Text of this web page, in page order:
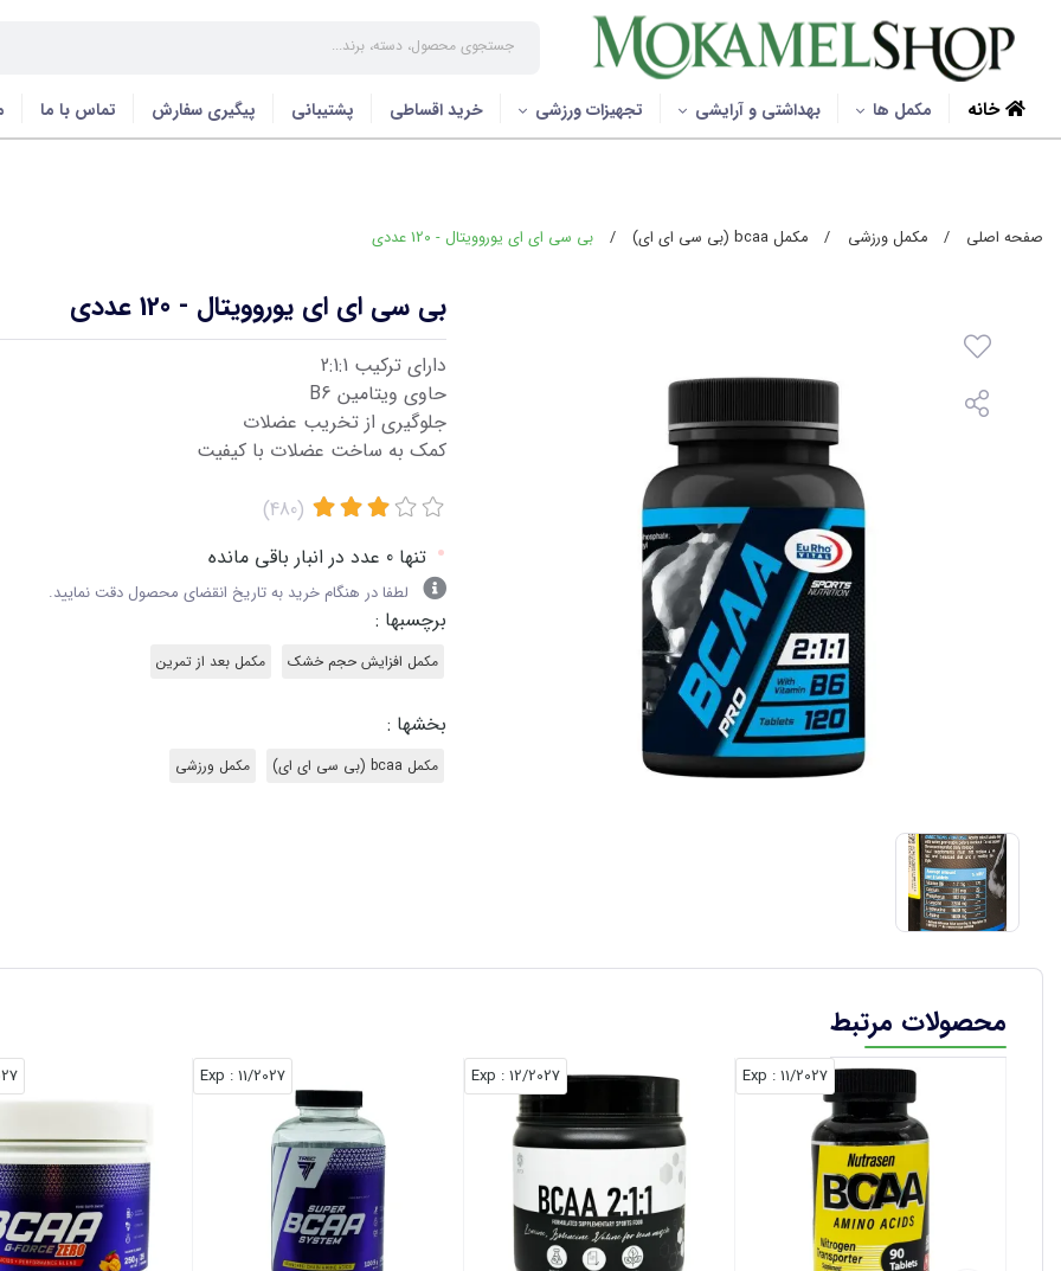
خانه مکمل ها بهداشتی و آرایشی تجهیزات ورزشی خرید اقساطی پشتیبانی پیگیری سفارش تماس با ما
صفحه اصلی / مکمل ورزشی / مکمل bcaa (بی سی ای ای) / بی سی ای ای یوروویتال - 120 عددی
بی سی ای ای یوروویتال - 120 عددی
دارای ترکیب 2:1:1
حاوی ویتامین B6
جلوگیری از تخریب عضلات
کمک به ساخت عضلات با کیفیت
(480)
• تنها 0 عدد در انبار باقی مانده
لطفا در هنگام خرید به تاریخ انقضای محصول دقت نمایید.
برچسبها :
مکمل افزایش حجم خشک مکمل بعد از تمرین
بخشها :
مکمل bcaa (بی سی ای ای) مکمل ورزشی
محصولات مرتبط
11/2027
: Exp
12/2027
: Exp
11/2027
: Exp